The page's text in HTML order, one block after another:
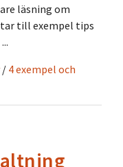
läsning om
till exempel tips
/ 4 exempel och